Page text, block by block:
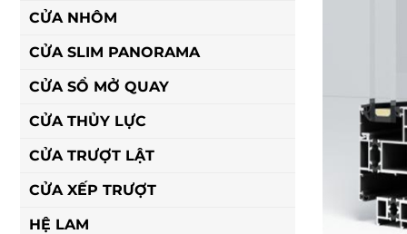
CỬA NHÔM
CỬA SLIM PANORAMA
CỬA SỔ MỞ QUAY
CỬA THỦY LỰC
CỬA TRƯỢT LẬT
CỬA XẾP TRƯỢT
HỆ LAM